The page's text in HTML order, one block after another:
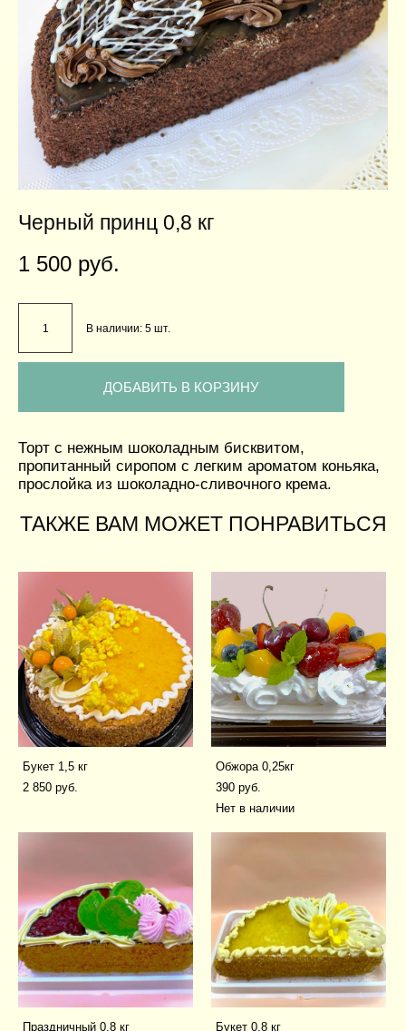
Черный принц 0,8 кг
1 500 pуб.
В наличии: 5 шт.
ДОБАВИТЬ В КОРЗИНУ
Торт с нежным шоколадным бисквитом,
пропитанный сиропом с легким ароматом коньяка,
прослойка из шоколадно-сливочного крема.
ТАКЖЕ ВАМ МОЖЕТ ПОНРАВИТЬСЯ
Букет 1,5 кг
2 850 pуб.
Обжора 0,25кг
390 pуб.
Нет в наличии
Праздничный 0,8 кг Букет 0,8 кг